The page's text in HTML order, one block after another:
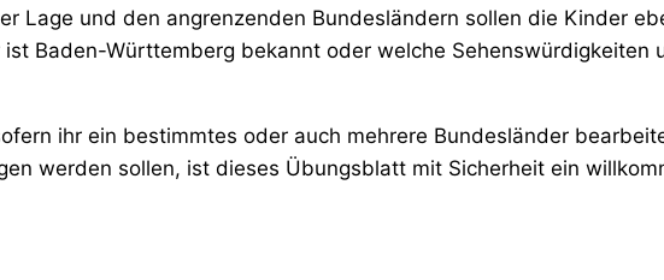
Lage und den angrenzenden Bundesländern sollen die Kinder
Baden-Württemberg bekannt oder welche Sehenswürdigkeiten
ihr ein bestimmtes oder auch mehrere Bundesländer
werden sollen, ist dieses Übungsblatt mit Sicherheit ein